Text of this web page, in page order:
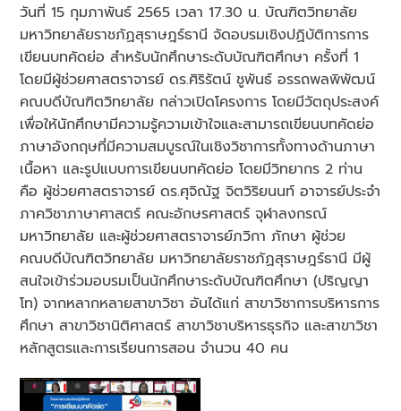
วันที่ 15 กุมภาพันธ์ 2565 เวลา 17.30 น. บัณฑิตวิทยาลัย
มหาวิทยาลัยราชภัฏสุราษฎร์ธานี จัดอบรมเชิงปฏิบัติการการ
เขียนบทคัดย่อ สำหรับนักศึกษาระดับบัณฑิตศึกษา ครั้งที่ 1
โดยมีผู้ช่วยศาสตราจารย์ ดร.ศิริรัตน์ ชูพันธ์ อรรถพลพิพัฒน์
คณบดีบัณฑิตวิทยาลัย กล่าวเปิดโครงการ โดยมีวัตถุประสงค์
เพื่อให้นักศึกษามีความรู้ความเข้าใจและสามารถเขียนบทคัดย่อ
ภาษาอังกฤษที่มีความสมบูรณ์ในเชิงวิชาการทั้งทางด้านภาษา
เนื้อหา และรูปแบบการเขียนบทคัดย่อ โดยมีวิทยากร 2 ท่าน
คือ ผู้ช่วยศาสตราจารย์ ดร.ศุจิณัฐ จิตวิริยนนท์ อาจารย์ประจำ
ภาควิชาภาษาศาสตร์ คณะอักษรศาสตร์ จุฬาลงกรณ์
มหาวิทยาลัย และผู้ช่วยศาสตราจารย์ภวิกา ภักษา ผู้ช่วย
คณบดีบัณฑิตวิทยาลัย มหาวิทยาลัยราชภัฏสุราษฎร์ธานี มีผู้
สนใจเข้าร่วมอบรมเป็นนักศึกษาระดับบัณฑิตศึกษา (ปริญญา
โท) จากหลากหลายสาขาวิชา อันได้แก่ สาขาวิชาการบริหารการ
ศึกษา สาขาวิชานิติศาสตร์ สาขาวิชาบริหารธุรกิจ และสาขาวิชา
หลักสูตรและการเรียนการสอน จำนวน 40 คน